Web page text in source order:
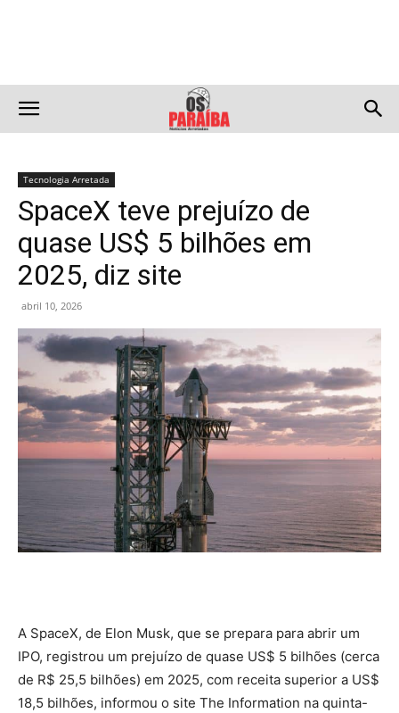
Tecnologia Arretada
SpaceX teve prejuízo de
quase US$ 5 bilhões em
2025, diz site
abril 10, 2026
A SpaceX, de Elon Musk, que se prepara para abrir um
IPO, registrou um prejuízo de quase US$ 5 bilhões (cerca
de R$ 25,5 bilhões) em 2025, com receita superior a US$
18,5 bilhões, informou o site The Information na quinta-